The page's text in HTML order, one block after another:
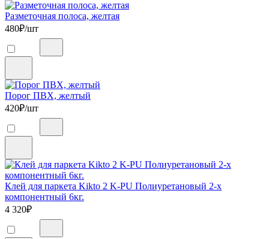
Разметочная полоса, желтая
480₽/шт
Порог ПВХ, желтый
420₽/шт
Клей для паркета Kikto 2 K-PU Полиуретановый 2-х
компонентный 6кг.
4 320₽